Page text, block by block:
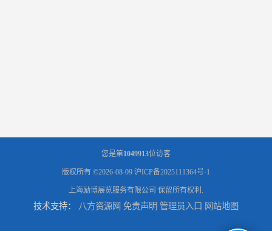
您是第1049913位访客
版权所有 ©2026-08-09 沪ICP备2025111364号-1
上海励博展览服务有限公司 保留所有权利.
技术支持： 八方资源网 免责声明 管理员入口 网站地图